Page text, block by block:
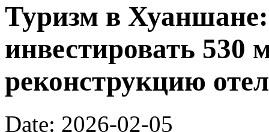
Туризм в
инвестировать 530
реконструкцию
Date: 2026-02-05